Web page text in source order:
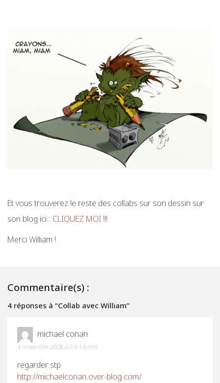
Et vous trouverez le reste des collabs sur son dessin sur
son blog ici : CLIQUEZ MOI !!!
Merci William !
Commentaire(s) :
4 réponses à “Collab avec William”
michael conan
4 novembre 2008 à 0 h 14 min
regarder stp
http://michaelconan.over-blog.com/